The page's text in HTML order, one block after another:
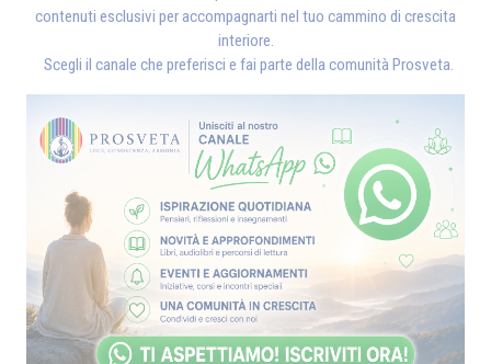
contenuti esclusivi per accompagnarti nel tuo cammino di crescita
interiore.
Scegli il canale che preferisci e fai parte della comunità Prosveta.